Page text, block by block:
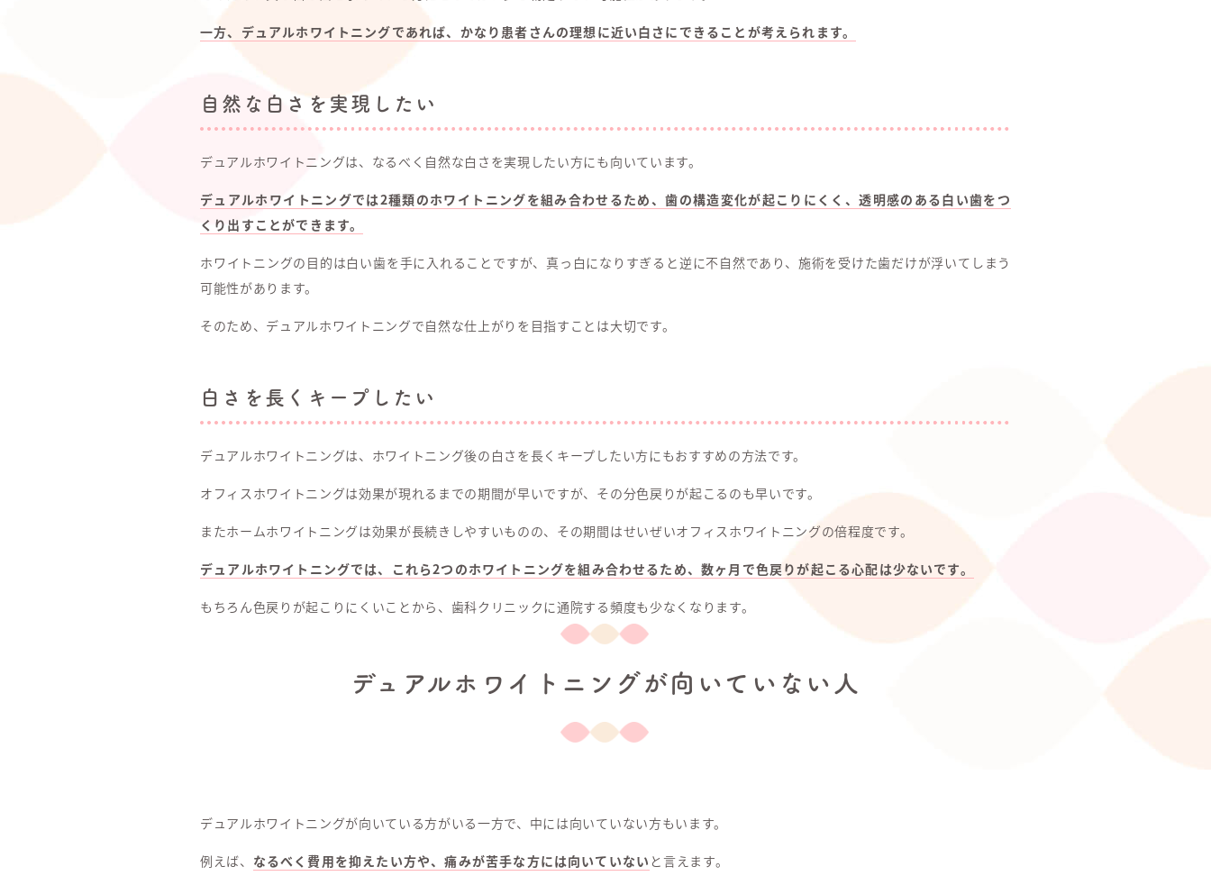
一方、デュアルホワイトニングであれば、かなり患者さんの理想に近い白さにできることが考えられます。
自然な白さを実現したい
デュアルホワイトニングは、なるべく自然な白さを実現したい方にも向いています。
デュアルホワイトニングでは2種類のホワイトニングを組み合わせるため、歯の構造変化が起こりにくく、透明感のある白い歯をつ
くり出すことができます。
ホワイトニングの目的は白い歯を手に入れることですが、真っ白になりすぎると逆に不自然であり、施術を受けた歯だけが浮いてしまう
可能性があります。
そのため、デュアルホワイトニングで自然な仕上がりを目指すことは大切です。
白さを長くキープしたい
デュアルホワイトニングは、ホワイトニング後の白さを長くキープしたい方にもおすすめの方法です。
オフィスホワイトニングは効果が現れるまでの期間が早いですが、その分色戻りが起こるのも早いです。
またホームホワイトニングは効果が長続きしやすいものの、その期間はせいぜいオフィスホワイトニングの倍程度です。
デュアルホワイトニングでは、これら2つのホワイトニングを組み合わせるため、数ヶ月で色戻りが起こる心配は少ないです。
もちろん色戻りが起こりにくいことから、歯科クリニックに通院する頻度も少なくなります。
デュアルホワイトニングが向いていない人
デュアルホワイトニングが向いている方がいる一方で、中には向いていない方もいます。
例えば、 なるべく費用を抑えたい方や、痛みが苦手な方には向いていない と言えます。